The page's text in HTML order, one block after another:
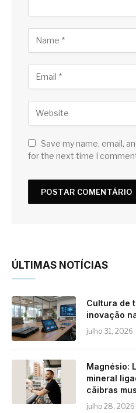
Save my name, email,
for the next time I
ÚLTIMAS NOTÍCIAS
Cultura de
inovação
julho 31, 2026
Magnésio:
mineral
cãibras
julho 28, 2026